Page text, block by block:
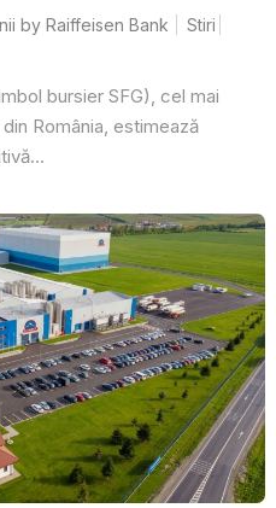
by Raiffeisen Bank
Stiri
bursier SFG), cel mai
România, estimează